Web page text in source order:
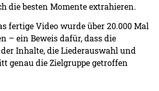
die besten Momente extrahieren.
fertige Video wurde über 20.000 Mal
– ein Beweis dafür, dass die
Inhalte, die Liederauswahl und
genau die Zielgruppe getroffen